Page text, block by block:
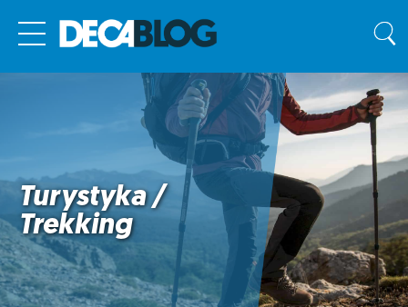
Turystyka /
Trekking